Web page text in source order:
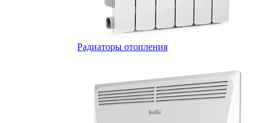
Радиаторы отопления